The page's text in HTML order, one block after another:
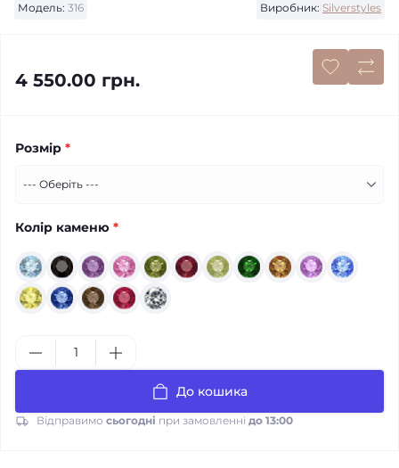
Модель: 316 Виробник: Silverstyles
4 550.00 грн.
Розмір *
Колір каменю *
До кошика
Відправимо сьогодні при замовленні до 13:00